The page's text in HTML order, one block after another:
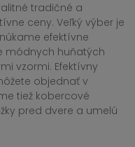
tradičné a
ceny. Veľký výber je
efektívne
módnych huňatých
vzormi. Efektívny
objednať v
tiež kobercové
pred dvere a umelú